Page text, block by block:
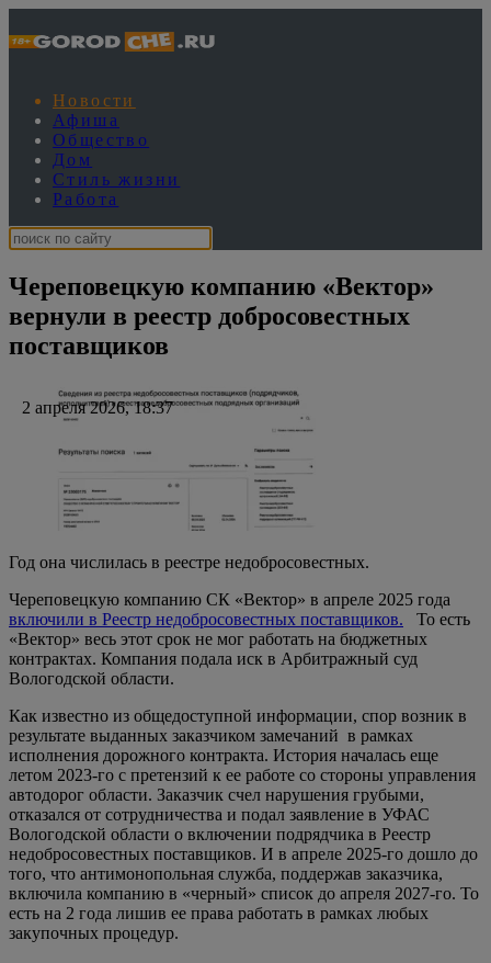
Новости
Афиша
Общество
Дом
Стиль жизни
Работа
Череповецкую компанию «Вектор»
вернули в реестр добросовестных
поставщиков
2 апреля 2026, 18:37
Год она числилась в реестре недобросовестных.
Череповецкую компанию СК «Вектор» в апреле 2025 года
включили в Реестр недобросовестных поставщиков. То есть
«Вектор» весь этот срок не мог работать на бюджетных
контрактах. Компания подала иск в Арбитражный суд
Вологодской области.
Как известно из общедоступной информации, спор возник в
результате выданных заказчиком замечаний в рамках
исполнения дорожного контракта. История началась еще
летом 2023-го с претензий к ее работе со стороны управления
автодорог области. Заказчик счел нарушения грубыми,
отказался от сотрудничества и подал заявление в УФАС
Вологодской области о включении подрядчика в Реестр
недобросовестных поставщиков. И в апреле 2025-го дошло до
того, что антимонопольная служба, поддержав заказчика,
включила компанию в «черный» список до апреля 2027-го. То
есть на 2 года лишив ее права работать в рамках любых
закупочных процедур.